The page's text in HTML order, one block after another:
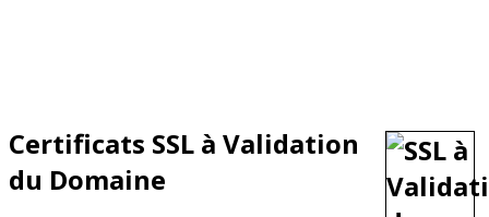
Certificats SSL à Validation
du Domaine